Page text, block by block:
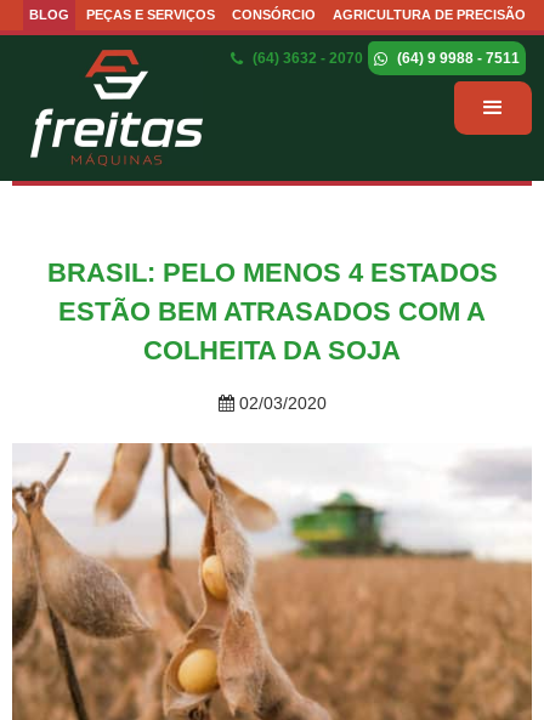
BLOG PEÇAS E SERVIÇOS CONSÓRCIO AGRICULTURA DE PRECISÃO
(64) 3632 - 2070 (64) 9 9988 - 7511
BRASIL: PELO MENOS 4 ESTADOS
ESTÃO BEM ATRASADOS COM A
COLHEITA DA SOJA
02/03/2020